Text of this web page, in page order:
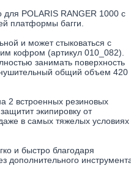
POLARIS RANGER 1000 с
платформы багги.
и может стыковаться с
кофром (артикул 010_082).
занимать поверхность
общий объем 420
2 встроенных резиновых
экипировку от
в самых тяжелых условиях
и быстро благодаря
дополнительного